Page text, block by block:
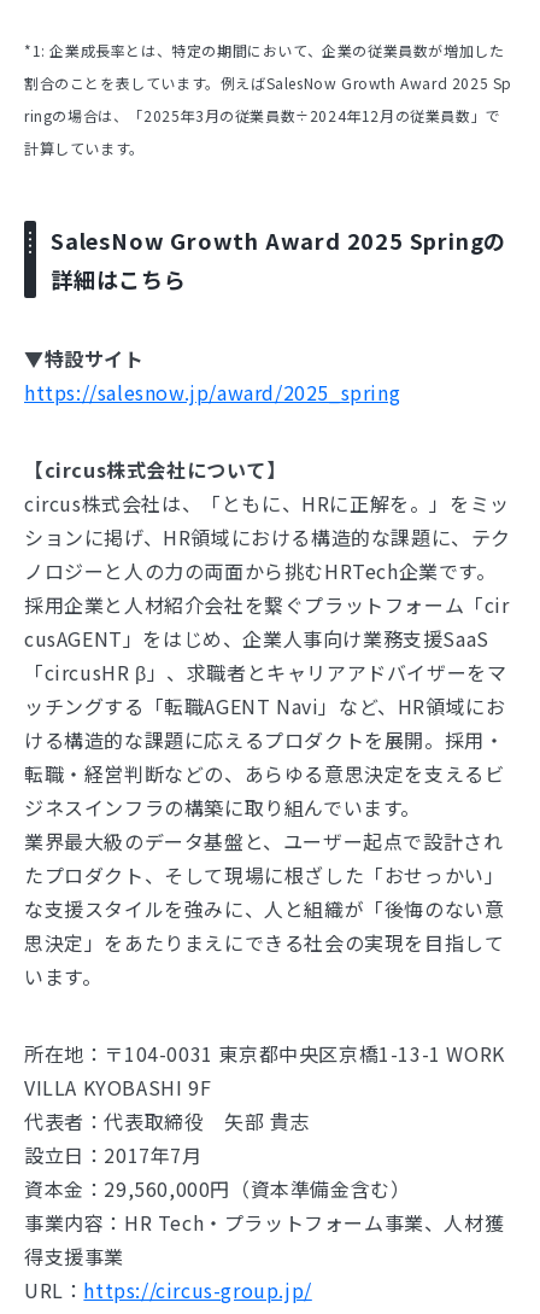
*1: 企業成長率とは、特定の期間において、企業の従業員数が増加した
割合のことを表しています。例えばSalesNow Growth Award 2025 Sp
ringの場合は、「2025年3月の従業員数÷2024年12月の従業員数」で
計算しています。
SalesNow Growth Award 2025 Springの
詳細はこちら
▼特設サイト
https://salesnow.jp/award/2025_spring
【circus株式会社について】
circus株式会社は、「ともに、HRに正解を。」をミッ
ションに掲げ、HR領域における構造的な課題に、テク
ノロジーと人の力の両面から挑むHRTech企業です。
採用企業と人材紹介会社を繋ぐプラットフォーム「cir
cusAGENT」をはじめ、企業人事向け業務支援SaaS
「circusHR β」、求職者とキャリアアドバイザーをマ
ッチングする「転職AGENT Navi」など、HR領域にお
ける構造的な課題に応えるプロダクトを展開。採用・
転職・経営判断などの、あらゆる意思決定を支えるビ
ジネスインフラの構築に取り組んでいます。
業界最大級のデータ基盤と、ユーザー起点で設計され
たプロダクト、そして現場に根ざした「おせっかい」
な支援スタイルを強みに、人と組織が「後悔のない意
思決定」をあたりまえにできる社会の実現を目指して
います。
所在地：〒104-0031 東京都中央区京橋1-13-1 WORK
VILLA KYOBASHI 9F
代表者：代表取締役 矢部 貴志
設立日：2017年7月
資本金：29,560,000円（資本準備金含む）
事業内容：HR Tech・プラットフォーム事業、人材獲
得支援事業
URL： https://circus-group.jp/